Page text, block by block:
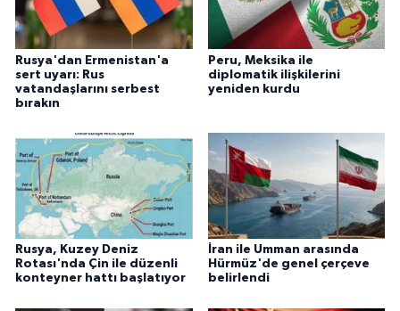
Rusya'dan Ermenistan'a
sert uyarı: Rus
vatandaşlarını serbest
bırakın
Peru, Meksika ile
diplomatik ilişkilerini
yeniden kurdu
Rusya, Kuzey Deniz
Rotası'nda Çin ile düzenli
konteyner hattı başlatıyor
İran ile Umman arasında
Hürmüz'de genel çerçeve
belirlendi